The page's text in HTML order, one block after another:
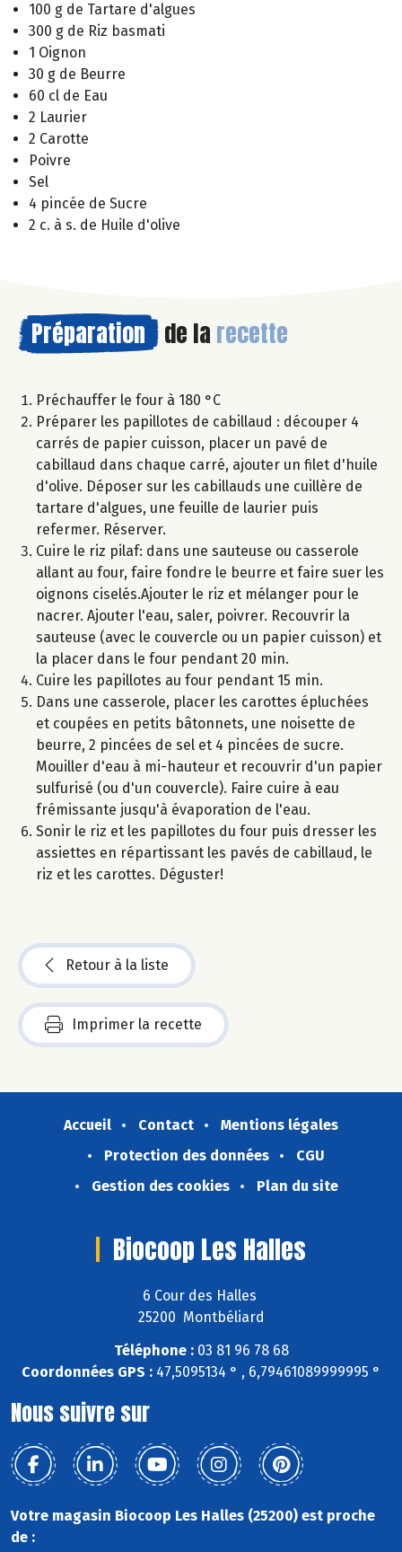
100 g de Tartare d'algues
300 g de Riz basmati
1 Oignon
30 g de Beurre
60 cl de Eau
2 Laurier
2 Carotte
Poivre
Sel
4 pincée de Sucre
2 c. à s. de Huile d'olive
Préparation de la recette
Préchauffer le four à 180 °C
Préparer les papillotes de cabillaud : découper 4
carrés de papier cuisson, placer un pavé de
cabillaud dans chaque carré, ajouter un filet d'huile
d'olive. Déposer sur les cabillauds une cuillère de
tartare d'algues, une feuille de laurier puis
refermer. Réserver.
Cuire le riz pilaf: dans une sauteuse ou casserole
allant au four, faire fondre le beurre et faire suer les
oignons ciselés.Ajouter le riz et mélanger pour le
nacrer. Ajouter l'eau, saler, poivrer. Recouvrir la
sauteuse (avec le couvercle ou un papier cuisson) et
la placer dans le four pendant 20 min.
Cuire les papillotes au four pendant 15 min.
Dans une casserole, placer les carottes épluchées
et coupées en petits bâtonnets, une noisette de
beurre, 2 pincées de sel et 4 pincées de sucre.
Mouiller d'eau à mi-hauteur et recouvrir d'un papier
sulfurisé (ou d'un couvercle). Faire cuire à eau
frémissante jusqu'à évaporation de l'eau.
Sonir le riz et les papillotes du four puis dresser les
assiettes en répartissant les pavés de cabillaud, le
riz et les carottes. Déguster!
Retour à la liste
Imprimer la recette
Accueil Contact
Mentions légales
Protection des données
CGU
Gestion des cookies
Plan du site
Biocoop Les Halles
6 Cour des Halles
25200 Montbéliard
Téléphone :03 81 96 78 68
Coordonnées GPS : 47,5095134 ° , 6,79461089999995 °
Nous suivre sur
Votre magasin Biocoop Les Halles (25200) est proche
de :